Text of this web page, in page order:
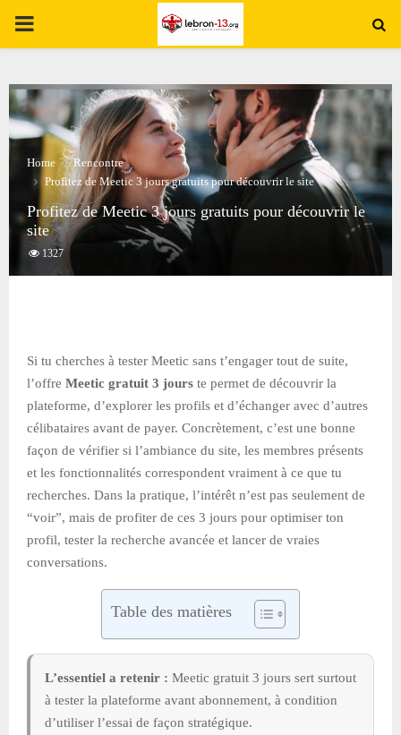
PRIMARY
Home
Rencontre
Profitez de Meetic 3 jours gratuits pour découvrir le site
Profitez de Meetic 3 jours gratuits pour découvrir le
site
1327
Si tu cherches à tester Meetic sans t’engager tout de suite,
l’offre Meetic gratuit 3 jours te permet de découvrir la
plateforme, d’explorer les profils et d’échanger avec d’autres
célibataires avant de payer. Concrètement, c’est une bonne
façon de vérifier si l’ambiance du site, les membres présents
et les fonctionnalités correspondent vraiment à ce que tu
recherches. Dans la pratique, l’intérêt n’est pas seulement de
“voir”, mais de profiter de ces 3 jours pour optimiser ton
profil, tester la recherche avancée et lancer de vraies
conversations.
Table des matières
L’essentiel a retenir : Meetic gratuit 3 jours sert surtout
à tester la plateforme avant abonnement, à condition
d’utiliser l’essai de façon stratégique.